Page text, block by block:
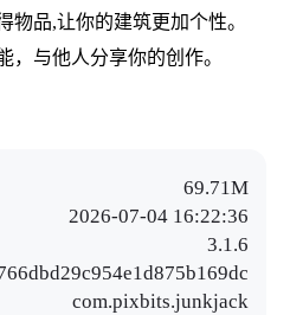
物品,让你的建筑更加个性。
，与他人分享你的创作。
69.71M
2026-07-04 16:22:36
3.1.6
com.pixbits.junkjack